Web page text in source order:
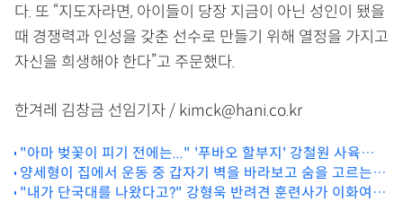
다. 또 “지도자라면, 아이들이 당장 지금이 아닌 성인이 됐을
때 경쟁력과 인성을 갖춘 선수로 만들기 위해 열정을 가지고
자신을 희생해야 한다”고 주문했다.
한겨레 김창금 선임기자 / kimck@hani.co.kr
"아마 벚꽃이 피기 전에는..." '푸바오 할부지' 강철원 사육사의
대답에 이별이 더욱 빠르게 다가오고 있음이 느껴진다
양세형이 집에서 운동 중 갑자기 벽을 바라보고 숨을 고르는
이유: 과거에 겪었던 이 증상을 이겨내기 위해서다
"내가 단국대를 나왔다고?" 강형욱 반려견 훈련사가 이화여대